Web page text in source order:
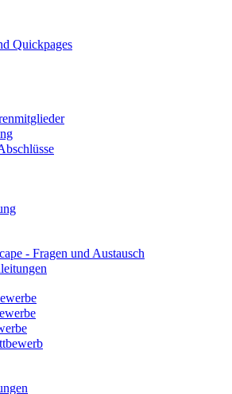
Quickpages
- Fragen und Austausch